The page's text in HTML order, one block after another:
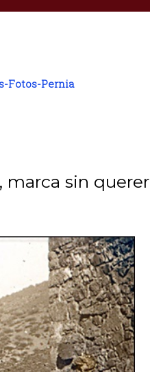
Fotos-Pernia
marca sin querer